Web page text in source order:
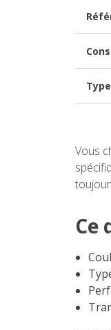
Type
Vous
Ce